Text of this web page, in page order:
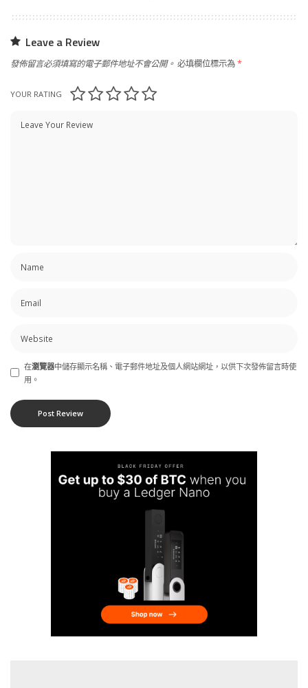
Leave a Review
發佈留言必須填寫的電子郵件地址不會公開。 必填欄位標示為*
YOUR RATING
在瀏覽器中儲存顯示名稱、電子郵件地址及個人網站網址，以供下次發佈留言時使
用。